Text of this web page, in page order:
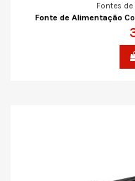
Fontes
Fonte de Alimentação